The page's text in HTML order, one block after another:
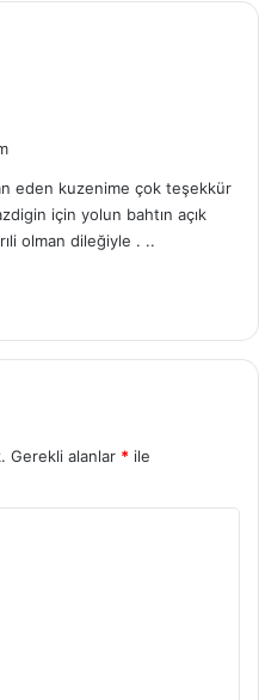
eden kuzenime çok teşekkür
için yolun bahtın açık
olman dileğiyle . ..
Gerekli alanlar * ile